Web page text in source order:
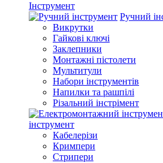
Інструмент
Ручний
Викрутки
Гайкові ключі
Заклепники
Монтажні пістолети
Мультитули
Набори інструментів
Напилки та рашпілі
Різальний інстрімент
інструмент
Кабелерізи
Кримпери
Стрипери